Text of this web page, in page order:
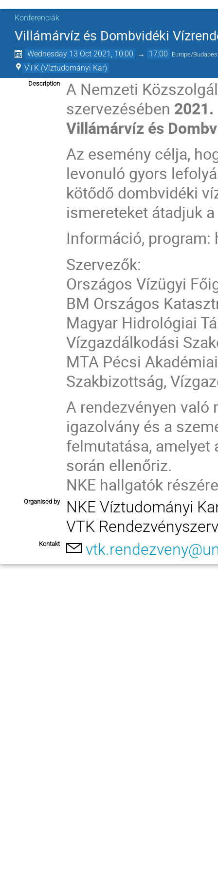
Konferenciák
Villámárvíz és Dombvidéki
Wednesday 13 Oct 2021, 10:00 → 17:00 Europe/
VTK (Víztudományi Kar)
Description
A Nemzeti
szervezésében
Villámárvíz és
Az esemény célja,
levonuló gyors
kötődő dombvidéki
ismereteket átadjuk
Információ,
Szervezők:
Országos Vízügyi
BM Országos
Magyar Hidrológiai
Vízgazdálkodási
MTA Pécsi
Szakbizottság,
A rendezvényen
igazolvány és a
felmutatása, amelyet
során ellenőriz.
NKE hallgatók
Organised by
NKE Víztudományi
VTK
Kontakt